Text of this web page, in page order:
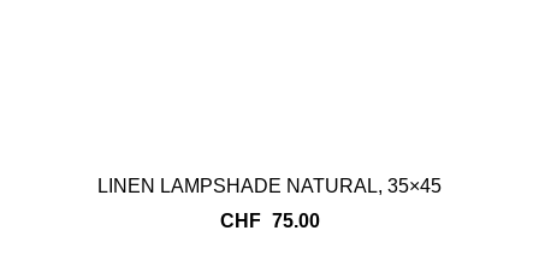
LINEN LAMPSHADE NATURAL, 35×45
CHF 75.00